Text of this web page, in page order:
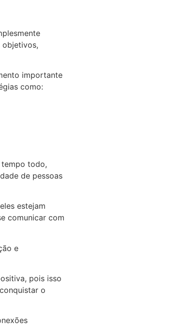
objetivos,
importante
como:
todo,
de pessoas
estejam
comunicar com
e
pois isso
o